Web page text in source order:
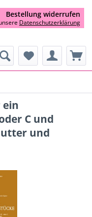
ein
C und
und
Bestellung widerrufen
Datenschutzerklärung